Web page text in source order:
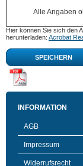
Alle Angaben
Hier können Sie sich den
herunterladen: Acrobat
SPEICHERN
INFORMATION
AGB
Impressum
Widerrufsrecht